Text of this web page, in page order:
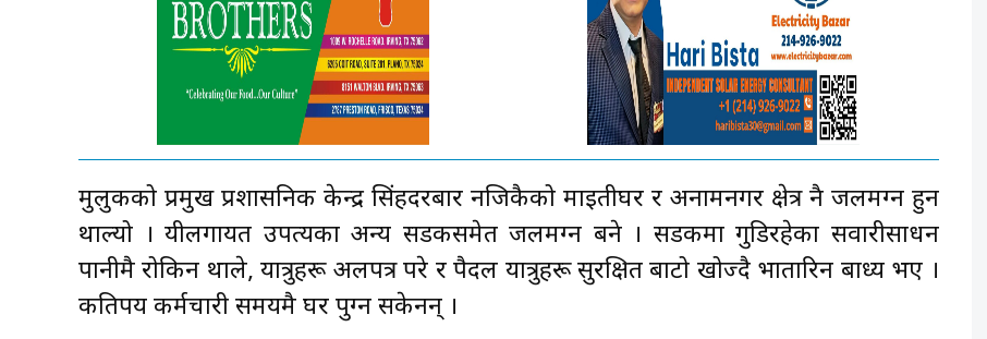
मुलुकको प्रमुख प्रशासनिक केन्द्र सिंहदरबार नजिकैको माइतीघर र अनामनगर क्षेत्र नै जलमग्न हुन
थाल्यो । यीलगायत उपत्यका अन्य सडकसमेत जलमग्न बने । सडकमा गुडिरहेका सवारीसाधन
पानीमै रोकिन थाले, यात्रुहरू अलपत्र परे र पैदल यात्रुहरू सुरक्षित बाटो खोज्दै भौँतारिन बाध्य भए ।
कतिपय कर्मचारी समयमै घर पुग्न सकेनन् ।